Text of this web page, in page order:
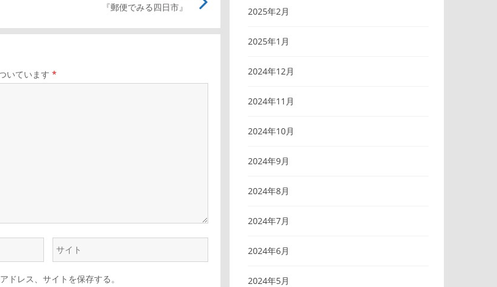
『郵便でみる四日市』
記
いています *
ウ
ェ
ブ
ドレス、サイトを保存する。
2025年2月
2025年1月
2024年12月
2024年11月
2024年10月
2024年9月
2024年8月
2024年7月
2024年6月
2024年5月